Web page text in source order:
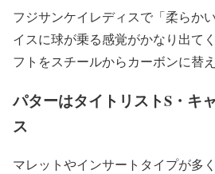
フジサンケイレディスで「柔らか
イスに球が乗る感覚がかなり出て
フトをスチールからカーボンに替え
パターはタイトリストS・キ
ス
マレットやインサートタイプが多